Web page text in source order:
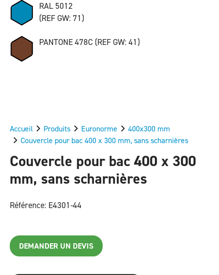
RAL 5012
(REF GW: 71)
PANTONE 478C (REF GW: 41)
Accueil Produits Euronorme
400x300 mm
Couvercle pour bac 400 x 300 mm, sans scharnières
Couvercle pour bac 400 x 300
mm, sans scharnières
Référence: E4301-44
DEMANDER UN DEVIS